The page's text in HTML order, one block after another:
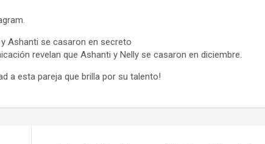
Ashanti se casaron en secreto
revelan que Ashanti y Nelly se casaron en diciembre.
a esta pareja que brilla por su talento!